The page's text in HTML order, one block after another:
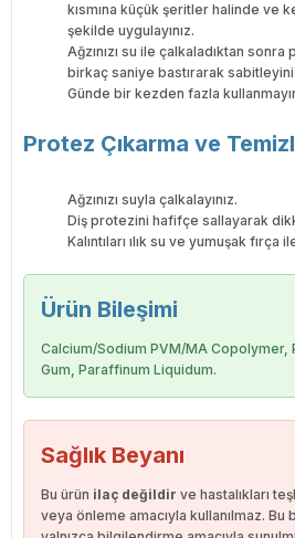
kısmına küçük şeritler halinde ve
şekilde uygulayınız.
Ağzınızı su ile çalkaladıktan
birkaç saniye bastırarak
Günde bir kezden fazla
Protez Çıkarma ve
Ağzınızı suyla çalkalayınız.
Diş protezini hafifçe sallayarak
Kalıntıları ılık su ve yumuşak fırça
Ürün Bileşimi
Calcium/Sodium PVM/MA Copolymer,
Gum, Paraffinum Liquidum.
Sağlık Beyanı
Bu ürün ilaç değildir ve hastalıkları
veya önleme amacıyla kullanılmaz.